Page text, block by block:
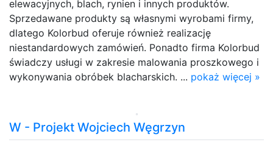
elewacyjnych, blach, rynien i innych produktów.
Sprzedawane produkty są własnymi wyrobami firmy,
dlatego Kolorbud oferuje również realizację
niestandardowych zamówień. Ponadto firma Kolorbud
świadczy usługi w zakresie malowania proszkowego i
wykonywania obróbek blacharskich. ... pokaż więcej »
W - Projekt Wojciech Węgrzyn